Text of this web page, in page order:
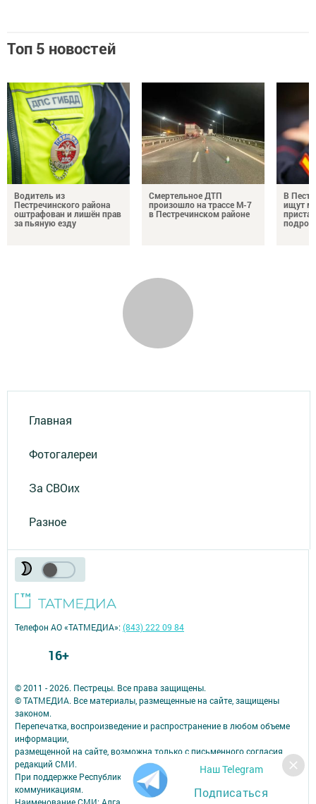
Топ 5 новостей
Водитель из
Пестречинского района
оштрафован и лишён прав
за пьяную езду
Смертельное ДТП
произошло на трассе М-7
в Пестречинском районе
В
ищут
Главная
Фотогалереи
За СВОих
Разное
Наш Telegram
Подписаться
© 2011 - 2026. Пестрецы. Все права защищены.
© ТАТМЕДИА. Все материалы, размещенные на сайте, защищены
законом.
Перепечатка, воспроизведение и распространение в любом объеме
информации,
размещенной на сайте, возможна только с письменного согласия
редакций СМИ.
При поддержке Республиканского агентства по печати и массовым
коммуникациям.
Телефон АО «ТАТМЕДИА»:(843) 222 09 84
16+